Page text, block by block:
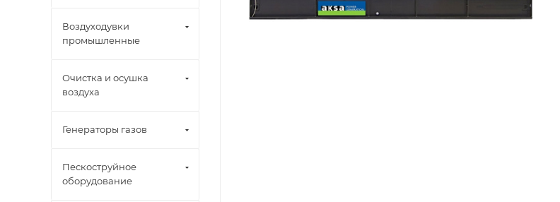
Воздуходувки
промышленные
Очистка и осушка
воздуха
Генераторы газов
Пескоструйное
оборудование